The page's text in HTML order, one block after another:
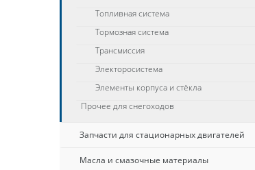
Топливная система
Тормозная система
Трансмиссия
Электоросистема
Элементы корпуса и стёкла
Прочее для снегоходов
Запчасти для стационарных двигателей
Масла и смазочные материалы